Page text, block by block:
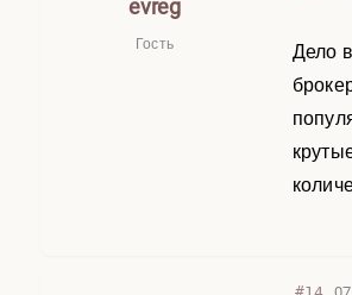
evreg
Гость
Дело